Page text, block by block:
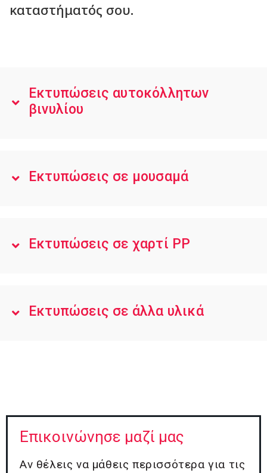
καταστήματός σου.
Εκτυπώσεις αυτοκόλλητων
βινυλίου
Εκτυπώσεις σε μουσαμά
Εκτυπώσεις σε χαρτί PP
Εκτυπώσεις σε άλλα υλικά
Επικοινώνησε μαζί μας
Αν θέλεις να μάθεις περισσότερα για τις